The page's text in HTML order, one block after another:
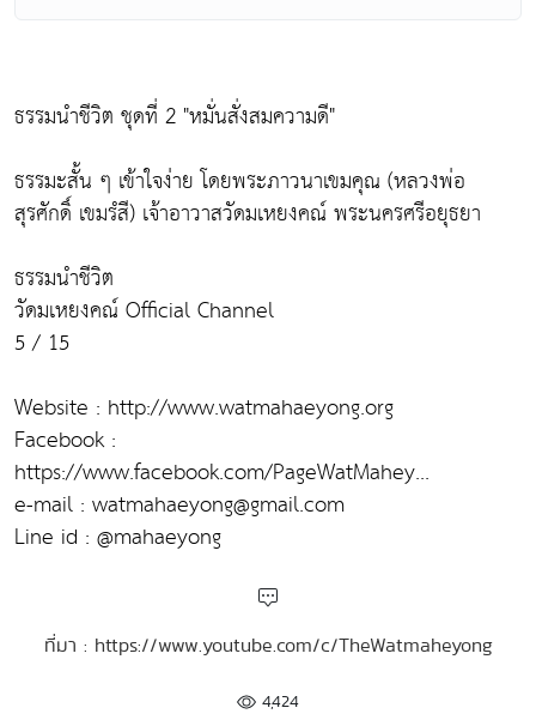
ธรรมนำชีวิต ชุดที่ 2 "หมั่นสั่งสมความดี"
ธรรมะสั้น ๆ เข้าใจง่าย โดยพระภาวนาเขมคุณ (หลวงพ่อ
สุรศักดิ์ เขมรํสี) เจ้าอาวาสวัดมเหยงคณ์ พระนครศรีอยุธยา
ธรรมนำชีวิต
วัดมเหยงคณ์ Official Channel
5 / 15
Website : http://www.watmahaeyong.org
Facebook :
https://www.facebook.com/PageWatMahey...
e-mail : watmahaeyong@gmail.com
Line id : @mahaeyong
ที่มา : https://www.youtube.com/c/TheWatmaheyong
4,424